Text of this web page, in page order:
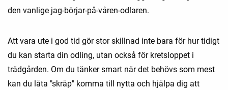
den vanlige jag-börjar-på-våren-odlaren.
Att vara ute i god tid gör stor skillnad inte bara för hur tidigt
du kan starta din odling, utan också för kretsloppet i
trädgården. Om du tänker smart när det behövs som mest
kan du låta "skräp" komma till nytta och hjälpa dig att